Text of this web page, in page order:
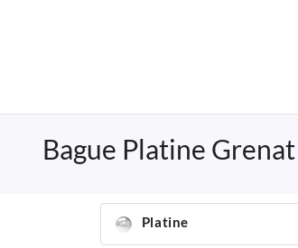
Bague Platine Grenat
Platine